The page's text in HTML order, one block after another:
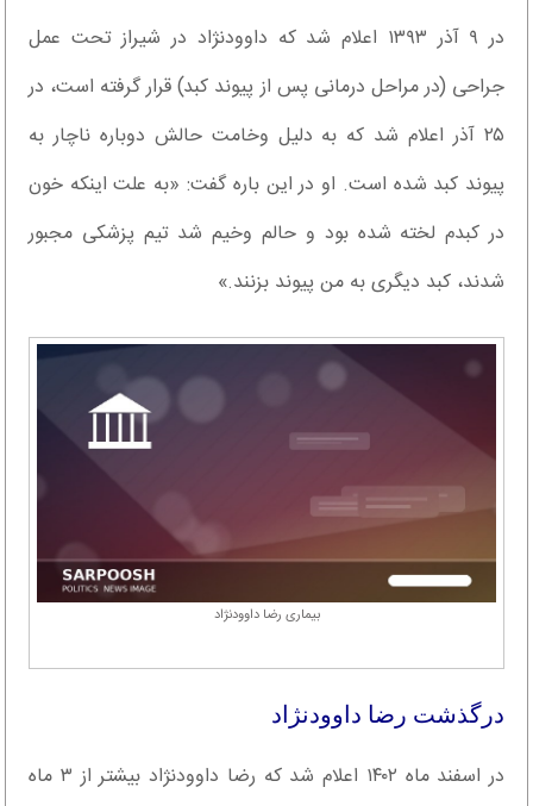
در ۹ آذر ۱۳۹۳ اعلام شد که داوودنژاد در شیراز تحت عمل
جراحی (در مراحل درمانی پس از پیوند کبد) قرار گرفته است، در
۲۵ آذر اعلام شد که به دلیل وخامت حالش دوباره ناچار به
پیوند کبد شده است. او در این باره گفت: «به علت اینکه خون
در کبدم لخته شده بود و حالم وخیم شد تیم پزشکی مجبور
شدند، کبد دیگری به من پیوند بزنند.»
بیماری رضا داوودنژاد
درگذشت رضا داوودنژاد
در اسفند ماه ۱۴۰۲ اعلام شد که رضا داوودنژاد بیشتر از ۳ ماه